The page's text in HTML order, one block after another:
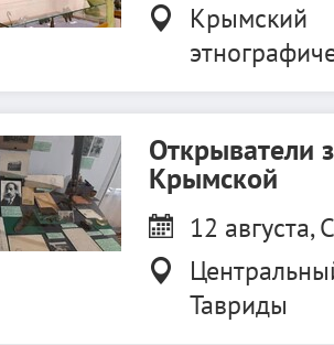
Крымский
Открыватели
Крымской
12 августа,
Тавриды